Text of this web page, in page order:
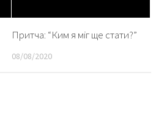
Притча: “Ким я міг ще стати?”
08/08/2020